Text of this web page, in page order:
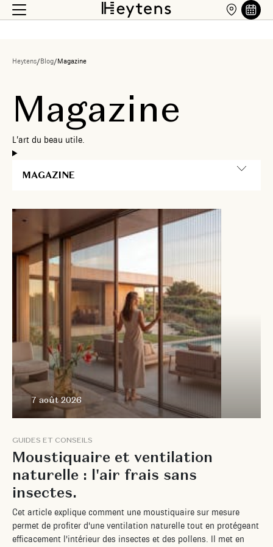
Heytens/Blog/Magazine
Magazine
L’art du beau utile.
MAGAZINE
7 août 2026
GUIDES ET CONSEILS
Moustiquaire et ventilation
naturelle : l'air frais sans
insectes.
Cet article explique comment une moustiquaire sur mesure
permet de profiter d'une ventilation naturelle tout en protégeant
efficacement l'intérieur des insectes et des pollens. Il met en